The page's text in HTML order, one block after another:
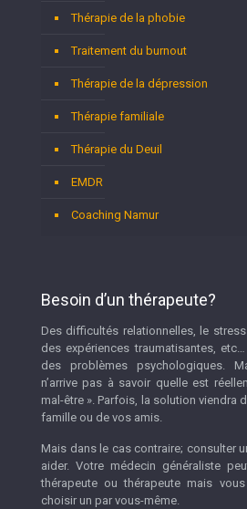
Thérapie de la phobie
Traitement du burnout
Thérapie de la dépression
Thérapie familiale
Thérapie du Deuil
EMDR
Coaching Namur
Besoin d’un thérapeute?
Des difficultés relationnelles, le
des expériences traumatisantes,
des problèmes psychologiques.
n’arrive pas à savoir quelle est
mal-être ». Parfois, la solution viendra
famille ou de vos amis.
Mais dans le cas contraire; consulter
aider. Votre médecin généraliste
thérapeute ou thérapeute mais
choisir un par vous-même.